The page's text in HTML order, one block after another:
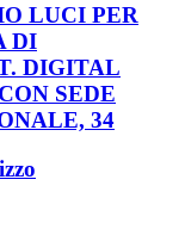
LUCI PER
DI
DIGITAL
SEDE
34